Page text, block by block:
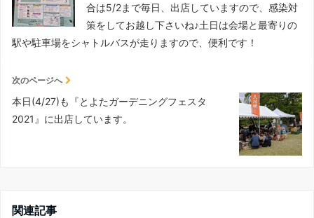
合は5/2まで毎日、出店していますので、感染対
策をしてお越し下さいね♪土日は会場と最寄りの
駅や駐車場をシャトルバスが走りますので、便利です！
次のページへ
本日(4/27)も『とよたガーデニングフェスタ
2021』に出店しています。
関連記事